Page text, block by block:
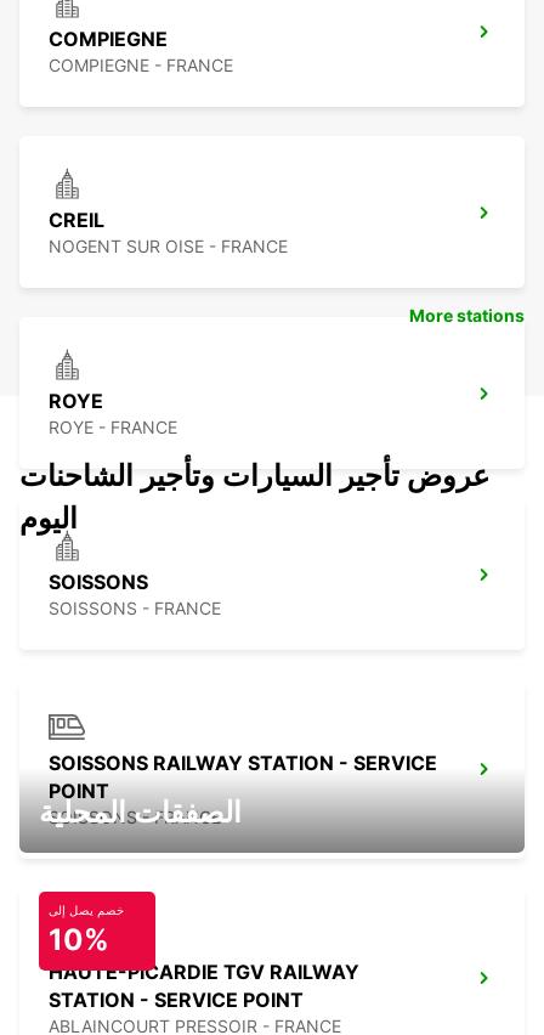
COMPIEGNE
COMPIEGNE - FRANCE
CREIL
NOGENT SUR OISE - FRANCE
ROYE
ROYE - FRANCE
SOISSONS
SOISSONS - FRANCE
SOISSONS RAILWAY STATION - SERVICE
POINT
SOISSONS - FRANCE
HAUTE-PICARDIE TGV RAILWAY
STATION - SERVICE POINT
ABLAINCOURT PRESSOIR - FRANCE
More stations
عروض تأجير السيارات وتأجير الشاحنات
اليوم
الصفقات المحلية
خصم يصل إلى
10%